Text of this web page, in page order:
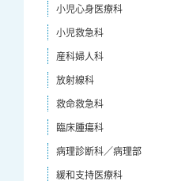
小児心身医療科
小児救急科
産科婦人科
放射線科
救命救急科
臨床腫瘍科
病理診断科／病理部
緩和支持医療科